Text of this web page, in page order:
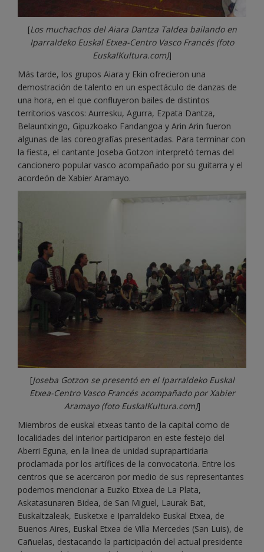
[Los muchachos del Aiara Dantza Taldea bailando en
Iparraldeko Euskal Etxea-Centro Vasco Francés (foto
EuskalKultura.com)]
Más tarde, los grupos Aiara y Ekin ofrecieron una
demostración de talento en un espectáculo de danzas de
una hora, en el que confluyeron bailes de distintos
territorios vascos: Aurresku, Agurra, Ezpata Dantza,
Belauntxingo, Gipuzkoako Fandangoa y Arin Arin fueron
algunas de las coreografías presentadas. Para terminar con
la fiesta, el cantante Joseba Gotzon interpretó temas del
cancionero popular vasco acompañado por su guitarra y el
acordeón de Xabier Aramayo.
[Joseba Gotzon se presentó en el Iparraldeko Euskal
Etxea-Centro Vasco Francés acompañado por Xabier
Aramayo (foto EuskalKultura.com)]
Miembros de euskal etxeas tanto de la capital como de
localidades del interior participaron en este festejo del
Aberri Eguna, en la linea de unidad suprapartidaria
proclamada por los artífices de la convocatoria. Entre los
centros que se acercaron por medio de sus representantes
podemos mencionar a Euzko Etxea de La Plata,
Askatasunaren Bidea, de San Miguel, Laurak Bat,
Euskaltzaleak, Eusketxe e Iparraldeko Euskal Etxea, de
Buenos Aires, Euskal Etxea de Villa Mercedes (San Luis), de
Cañuelas, destacando la participación del actual presidente